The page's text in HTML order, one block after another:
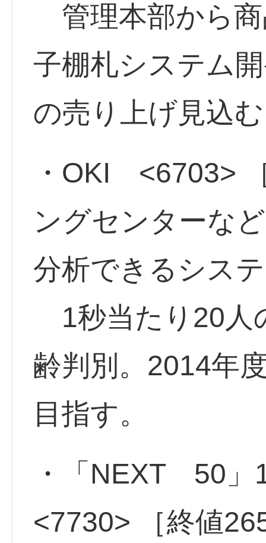
管理本部から商
子棚札システム
の売り上げ見込
・OKI <6703>
ングセンターな
分析できるシス
1秒当たり20人
齢判別。2014年
目指す。
・「NEXT 50
<7730> ［終値